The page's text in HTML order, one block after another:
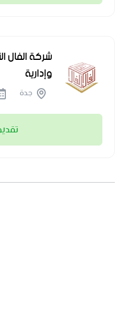
شركة الفال
وإدارية
جدة